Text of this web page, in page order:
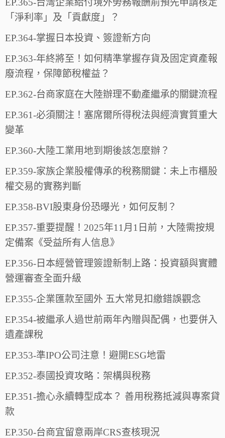
EP.365-台灣企業給付境外勞務報酬前預先申請核定
「淨利率」及「貢獻度」？
EP.364-掌握日本投資、簽證新方向
EP.363-年終將至！如何精準掌握存貨及固定資產報
廢流程，保障節稅權益？
EP.362-台商家庭在大陸辦理不動產繼承的關鍵流程
EP.361-必須關注！塞席爾所得稅法與經濟實質重大
變革
EP.360-大陸工業用地到期後該怎麼辦？
EP.359-家族企業股權傳承的稅務關鍵：未上市櫃股
權交易的實務判斷
EP.358-BVI股東身份恐曝光，如何反制？
EP.357-重要提醒！2025年11月1日前，大陸需按規
定備案《受益所有人信息》
EP.356-日本經營管理簽證新制上路：投資額與實體
營運審查全面升級
EP.355-企業匯款至國外 五大常見扣繳錯誤觀念
EP.354-被繼承人過世前兩年內贈與配偶，也要併入
遺產課稅
EP.353-準IPO公司注意！避開ESG地雷
EP.352-泰國投資攻略：架構與稅務
EP.351-擔心永續轉型成本？ 善用稅務抵減與專案貸
款
EP.350-台商宜留意兩岸CRS查核現況